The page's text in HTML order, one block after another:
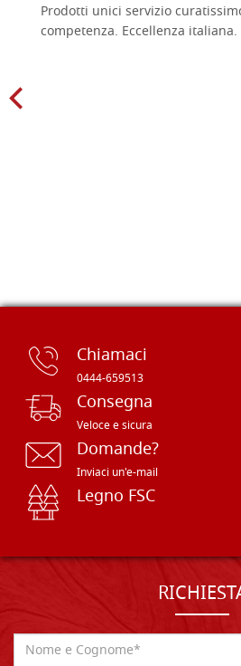
Prodotti unici servizio
competenza. Eccellenza italiana.
Chiamaci
0444-659513
Consegna
Veloce e sicura
Domande?
Inviaci un'e-mail
Legno FSC